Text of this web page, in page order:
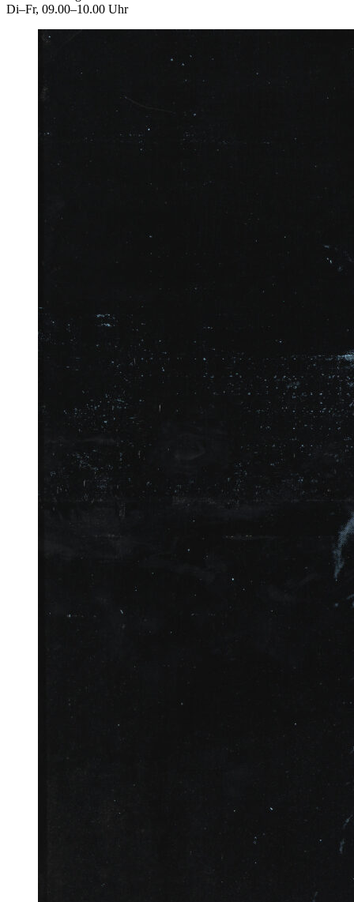
Di–Fr, 09.00–10.00 Uhr